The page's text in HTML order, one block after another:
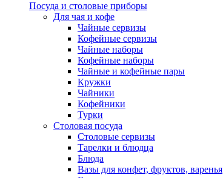
Посуда и столовые приборы
Для чая и кофе
Чайные сервизы
Кофейные сервизы
Чайные наборы
Кофейные наборы
Чайные и кофейные пары
Кружки
Чайники
Кофейники
Турки
Столовая посуда
Столовые сервизы
Тарелки и блюдца
Блюда
Вазы для конфет, фруктов, варенья